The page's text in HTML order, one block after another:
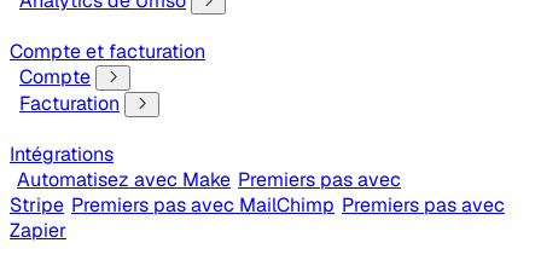
Compte et facturation
Compte
Facturation
Intégrations
Automatisez avec Make Premiers pas avec
Stripe Premiers pas avec MailChimp Premiers pas avec
Zapier